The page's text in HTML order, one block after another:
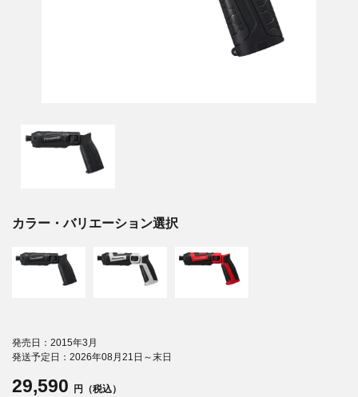
カラー・バリエーション選択
発売日：2015年3月
発送予定日：2026年08月21日～末日
29,590 円（税込）